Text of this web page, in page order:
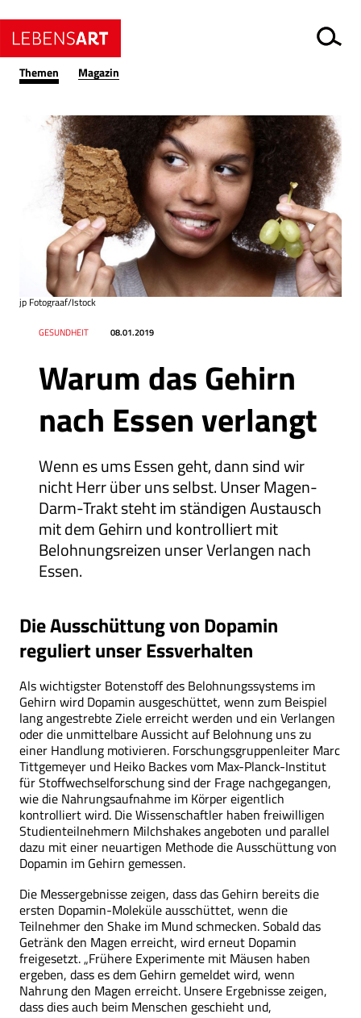
Themen Magazin
Warum das Gehirn
nach Essen verlangt
Wenn es ums Essen geht, dann sind wir
nicht Herr über uns selbst. Unser Magen-
Darm-Trakt steht im ständigen Austausch
mit dem Gehirn und kontrolliert mit
Belohnungs­reizen unser Ver­langen nach
Essen.
Datum 08.01.2019
RessortGESUNDHEIT
jp Fotograaf/Istock
Die Ausschüttung von Dopamin
reguliert unser Essverhalten
Als wichtigster Botenstoff des Belohnungssystems im
Gehirn wird Dopamin ausgeschüttet, wenn zum Beispiel
lang angestrebte Ziele erreicht werden und ein Verlangen
oder die unmittelbare Aussicht auf Belohnung uns zu
einer Handlung motivieren. Forschungsgruppenleiter Marc
Tittgemeyer und Heiko Backes vom Max-Planck-Institut
für Stoff­wechsel­forschung sind der Frage nachgegangen,
wie die Nahrungsaufnahme im Körper eigentlich
kontrolliert wird. Die Wissenschaftler haben freiwilligen
Studienteilnehmern Milchshakes angeboten und parallel
dazu mit einer neuartigen Methode die Ausschüttung von
Dopamin im Gehirn gemessen.
Die Messergebnisse zeigen, dass das Gehirn bereits die
ersten Dopamin-Moleküle ausschüttet, wenn die
Teilnehmer den Shake im Mund schmecken. Sobald das
Getränk den Magen erreicht, wird erneut Dopamin
freigesetzt. „Frühere Experimente mit Mäusen haben
ergeben, dass es dem Gehirn gemeldet wird, wenn
Nahrung den Magen erreicht. Unsere Ergebnisse zeigen,
dass dies auch beim Menschen geschieht und,